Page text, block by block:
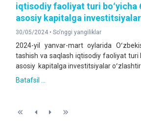
iqtisodiy faoliyat turi boʻyicha
asosiy kapitalga
30/05/2024 • So'nggi yangiliklar
2024-yil yanvar-mart oylarida
tashish va saqlash iqtisodiy faoliyat turi
asosiy kapitalga investitsiyalar
Batafsil ...